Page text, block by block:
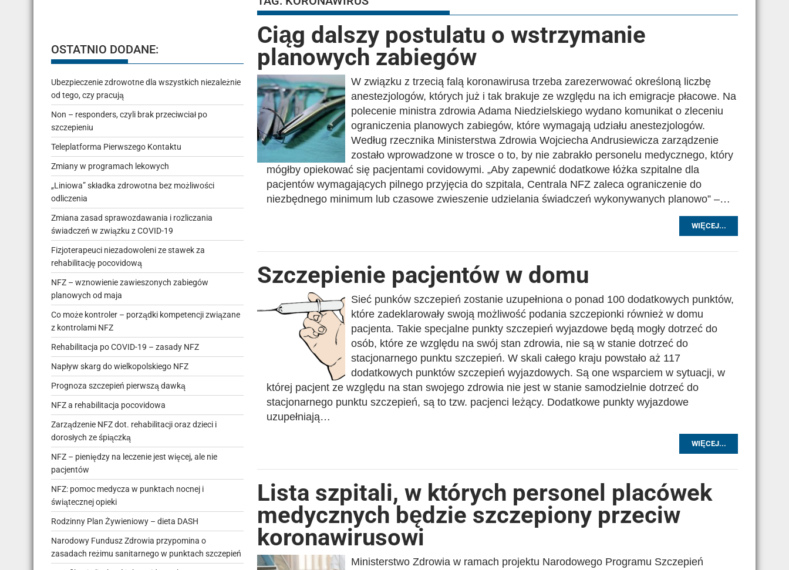
Ciąg dalszy postulatu o wstrzymanie
planowych zabiegów
W związku z trzecią falą koronawirusa trzeba zarezerwować określoną liczbę
anestezjologów, których już i tak brakuje ze względu na ich emigracje płacowe. Na
polecenie ministra zdrowia Adama Niedzielskiego wydano komunikat o zleceniu
ograniczenia planowych zabiegów, które wymagają udziału anestezjologów.
Według rzecznika Ministerstwa Zdrowia Wojciecha Andrusiewicza zarządzenie
zostało wprowadzone w trosce o to, by nie zabrakło personelu medycznego, który
mógłby opiekować się pacjentami covidowymi. „Aby zapewnić dodatkowe łóżka szpitalne dla
pacjentów wymagających pilnego przyjęcia do szpitala, Centrala NFZ zaleca ograniczenie do
niezbędnego minimum lub czasowe zwieszenie udzielania świadczeń wykonywanych planowo” –…
WIĘCEJ...
Szczepienie pacjentów w domu
Sieć punków szczepień zostanie uzupełniona o ponad 100 dodatkowych punktów,
które zadeklarowały swoją możliwość podania szczepionki również w domu
pacjenta. Takie specjalne punkty szczepień wyjazdowe będą mogły dotrzeć do
osób, które ze względu na swój stan zdrowia, nie są w stanie dotrzeć do
stacjonarnego punktu szczepień. W skali całego kraju powstało aż 117
dodatkowych punktów szczepień wyjazdowych. Są one wsparciem w sytuacji, w
której pacjent ze względu na stan swojego zdrowia nie jest w stanie samodzielnie dotrzeć do
stacjonarnego punktu szczepień, są to tzw. pacjenci leżący. Dodatkowe punkty wyjazdowe
uzupełniają…
WIĘCEJ...
Lista szpitali, w których personel placówek
medycznych będzie szczepiony przeciw
koronawirusowi
Ministerstwo Zdrowia w ramach projektu Narodowego Programu Szczepień
OSTATNIO DODANE:
Ubezpieczenie zdrowotne dla wszystkich niezależnie
od tego, czy pracują
Non – responders, czyli brak przeciwciał po
szczepieniu
Teleplatforma Pierwszego Kontaktu
Zmiany w programach lekowych
„Liniowa” składka zdrowotna bez możliwości
odliczenia
Zmiana zasad sprawozdawania i rozliczania
świadczeń w związku z COVID-19
Fizjoterapeuci niezadowoleni ze stawek za
rehabilitację pocovidową
NFZ – wznowienie zawieszonych zabiegów
planowych od maja
Co może kontroler – porządki kompetencji związane
z kontrolami NFZ
Rehabilitacja po COVID-19 – zasady NFZ
Napływ skarg do wielkopolskiego NFZ
Prognoza szczepień pierwszą dawką
NFZ a rehabilitacja pocovidowa
Zarządzenie NFZ dot. rehabilitacji oraz dzieci i
dorosłych ze śpiączką
NFZ – pieniędzy na leczenie jest więcej, ale nie
pacjentów
NFZ: pomoc medycza w punktach nocnej i
świątecznej opieki
Rodzinny Plan Żywieniowy – dieta DASH
Narodowy Fundusz Zdrowia przypomina o
zasadach reżimu sanitarnego w punktach szczepień